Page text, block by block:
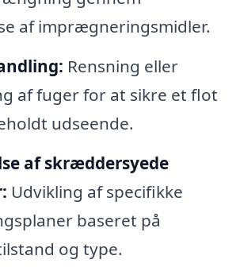
af imprægneringsmidler.
Rensning eller
af fuger for at sikre et flot
udseende.
af skræddersyede
Udvikling af specifikke
baseret på
og type.